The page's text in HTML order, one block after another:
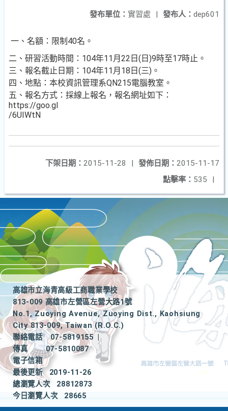
發布人： dep601
發布單位： 實習處 |
一、名額：限制40名。
二、研習活動時間：104年11月22日(日)9時至17時止。
三、報名截止日期：104年11月18日(三)。
四、地點：本校資訊管理系QN215電腦教室。
五、報名方式：採線上報名，報名網址如下：
https://goo.gl
/6UIWtN
發佈日期： 2015-11-17
下架日期： 2015-11-28
|
點擊率： 535 |
高雄市立海青高級工商職業學校
813-009 高雄市左營區左營大路1號
No.1, Zuoying Avenue, Zuoying Dist., Kaohsiung
City 813-009, Taiwan (R.O.C.)
聯絡電話
07-5819155
|
傳真
07-5810087
電子信箱
最後更新
2019-11-26
總瀏覽人次
28812873
今日瀏覽人次
28665